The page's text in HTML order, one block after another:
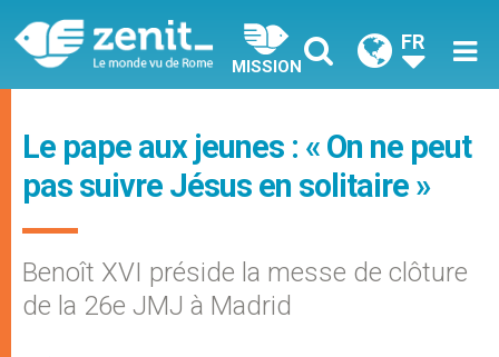
MISSION
FR
Le pape aux jeunes : « On ne peut
pas suivre Jésus en solitaire »
Benoît XVI préside la messe de clôture
de la 26e JMJ à Madrid